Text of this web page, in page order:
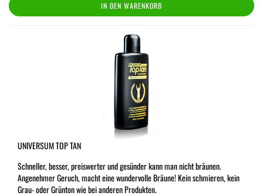
IN DEN WARENKORB
UNIVERSUM TOP TAN
Schneller, besser, preiswerter und gesünder kann man nicht bräunen.
Angenehmer Geruch, macht eine wundervolle Bräune! Kein schmieren, kein
Grau- oder Grünton wie bei anderen Produkten.